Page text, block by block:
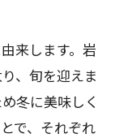
来します。岩
、旬を迎えま
冬に美味しく
で、それぞれ